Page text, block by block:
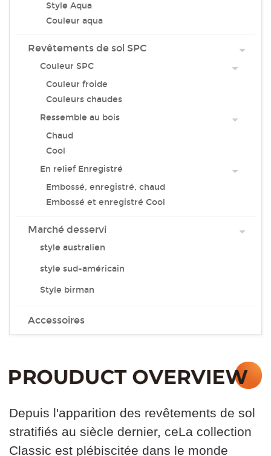
Style Aqua
Couleur aqua
Revêtements de sol SPC
Couleur SPC
Couleur froide
Couleurs chaudes
Ressemble au bois
Chaud
Cool
En relief Enregistré
Embossé, enregistré, chaud
Embossé et enregistré Cool
Marché desservi
style australien
style sud-américain
Style birman
Accessoires
Depuis l'apparition des revêtements de sol
stratifiés au siècle dernier, ceLa collection
Classic est plébiscitée dans le monde